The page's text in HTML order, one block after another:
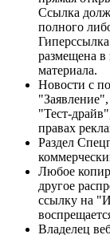
Ссылка
полного
размещена в
материала.
Новости с
"Тест-
правах
Раздел
Любое
другое
ссылку на
Владелец